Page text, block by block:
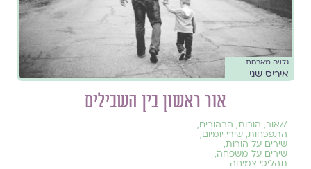
גלויה מארחת
איריס שני
אור ראשון בין השבילים
//אור, הורות, הרהורים,
התפכחות, שירי יומיום,
שירים על הורות,
שירים על משפחה,
תהליכי צמיחה